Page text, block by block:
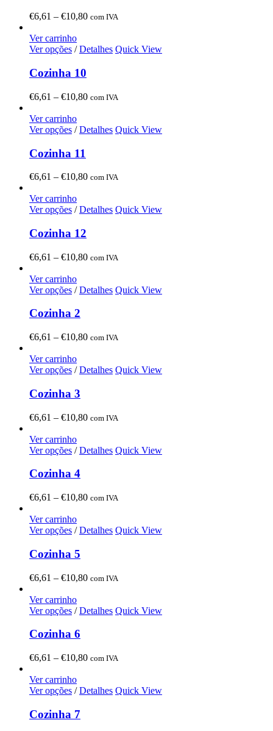
€6,61 – €10,80Price
through
com IVA
Ver carrinho
Ver opções / Detalhes Quick View
Cozinha 10
€6,61 – €10,80Price
through
com IVA
Ver carrinho
Ver opções / Detalhes Quick View
Cozinha 11
€6,61 – €10,80Price
through
com IVA
Ver carrinho
Ver opções / Detalhes Quick View
Cozinha 12
€6,61 – €10,80Price
through
com IVA
Ver carrinho
Ver opções / Detalhes Quick View
Cozinha 2
€6,61 – €10,80Price
through
com IVA
Ver carrinho
Ver opções / Detalhes Quick View
Cozinha 3
€6,61 – €10,80Price
through
com IVA
Ver carrinho
Ver opções / Detalhes Quick View
Cozinha 4
€6,61 – €10,80Price
through
com IVA
Ver carrinho
Ver opções / Detalhes Quick View
Cozinha 5
€6,61 – €10,80Price
through
com IVA
Ver carrinho
Ver opções / Detalhes Quick View
Cozinha 6
€6,61 – €10,80Price
through
com IVA
Ver carrinho
Ver opções / Detalhes Quick View
Cozinha 7